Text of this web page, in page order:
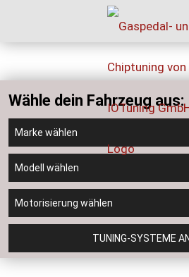
Wähle dein Fahrzeug aus:
TUNING-SYSTEME